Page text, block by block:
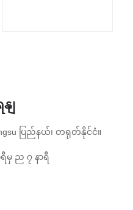
ျ
ပြည်နယ်၊ တရုတ်နိုင်ငံ။
မှ ည ၇ နာရီ